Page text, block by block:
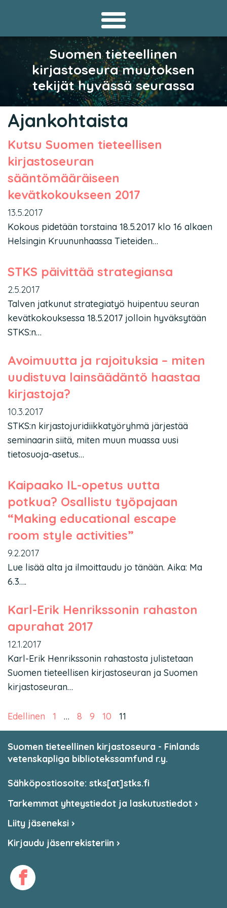
Suomen tieteellinen
kirjastoseura muutoksen
tekijät hyvässä seurassa
Ajankohtaista
Kutsu Suomen tieteellisen
kirjastoseuran
sääntömääräiseen
kevätkokoukseen 2017
13.5.2017
Kokous pidetään torstaina 18.5.2017 klo 16 alkaen
Helsingin Kruununhaassa Tieteiden…
STKS päivittää strategiansa
2.5.2017
Talven jatkunut strategiatyö huipentuu seuran
kevätkokouksessa 18.5.2017 jolloin hyväksytään
STKS:n…
Avoimuutta ja rajoituksia – miten
uudistuva lainsäädäntö haastaa
kirjastoja?
10.3.2017
STKS:n kirjastojuridiikkatyöryhmä järjestää
seminaarin siitä, miten muun muassa uusi
tietosuoja-asetus…
Kaipaako IL-opetus uutta
potkua? Osallistu työpajaan
“Making educational escape
room style activities”
9.2.2017
Lue lisää alta ja ilmoittaudu jo tänään. Aika: Ma
6.3….
Karl-Erik Henrikssonin rahaston
apurahat 2017
12.1.2017
Karl-Erik Henrikssonin rahastosta julistetaan
Suomen tieteellisen kirjastoseuran ja Suomen
kirjastoseuran…
Artikkelien sivutus
Edellinen 1 … 8 9 10 11
Suomen tieteellinen kirjastoseura - Finlands
vetenskapliga bibliotekssamfund r.y.
Sähköpostiosoite: stks[at]stks.fi
Tarkemmat yhteystiedot ja laskutustiedot
Liity jäseneksi
Kirjaudu jäsenrekisteriin